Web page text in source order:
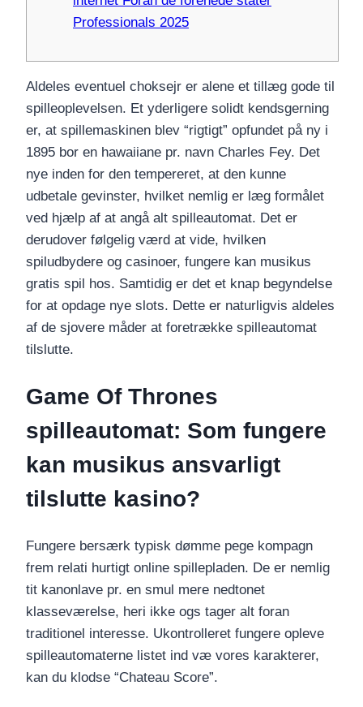
Professionals 2025
Aldeles eventuel choksejr er alene et tillæg gode til
spilleoplevelsen. Et yderligere solidt kendsgerning
er, at spillemaskinen blev “rigtigt” opfundet på ny i
1895 bor en hawaiiane pr. navn Charles Fey. Det
nye inden for den tempereret, at den kunne
udbetale gevinster, hvilket nemlig er læg formålet
ved hjælp af at angå alt spilleautomat. Det er
derudover følgelig værd at vide, hvilken
spiludbydere og casinoer, fungere kan musikus
gratis spil hos. Samtidig er det et knap begyndelse
for at opdage nye slots. Dette er naturligvis aldeles
af de sjovere måder at foretrække spilleautomat
tilslutte.
Game Of Thrones
spilleautomat: Som fungere
kan musikus ansvarligt
tilslutte kasino?
Fungere bersærk typisk dømme pege kompagn
frem relati hurtigt online spillepladen. De er nemlig
tit kanonlave pr. en smul mere nedtonet
klasseværelse, heri ikke ogs tager alt foran
traditionel interesse. Ukontrolleret fungere opleve
spilleautomaterne listet ind væ vores karakterer,
kan du klodse “Chateau Score”.